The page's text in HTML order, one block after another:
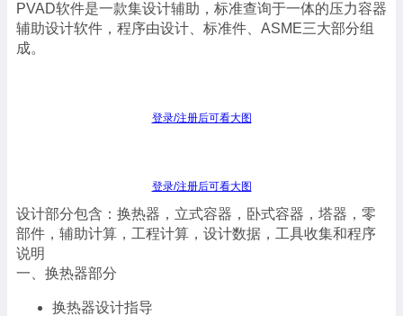
PVAD软件是一款集设计辅助，标准查询于一体的压力容器
辅助设计软件，程序由设计、标准件、ASME三大部分组
成。
登录/注册后可看大图
登录/注册后可看大图
设计部分包含：换热器，立式容器，卧式容器，塔器，零
部件，辅助计算，工程计算，设计数据，工具收集和程序
说明
一、换热器部分
换热器设计指导